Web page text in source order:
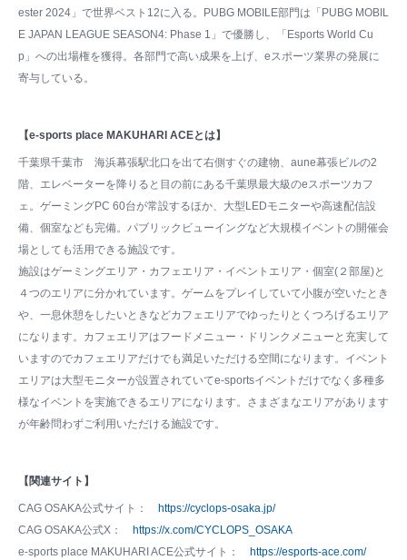
ester 2024」で世界ベスト12に入る。PUBG MOBILE部門は「PUBG MOBIL
E JAPAN LEAGUE SEASON4: Phase 1」で優勝し、「Esports World Cu
p」への出場権を獲得。各部門で高い成果を上げ、eスポーツ業界の発展に
寄与している。
【e-sports place MAKUHARI ACEとは】
千葉県千葉市 海浜幕張駅北口を出て右側すぐの建物、aune幕張ビルの2
階、エレベーターを降りると目の前にある千葉県最大級のeスポーツカフ
ェ。ゲーミングPC 60台が常設するほか、大型LEDモニターや高速配信設
備、個室なども完備。パブリックビューイングなど大規模イベントの開催会
場としても活用できる施設です。
施設はゲーミングエリア・カフェエリア・イベントエリア・個室(２部屋)と
４つのエリアに分かれています。ゲームをプレイしていて小腹が空いたとき
や、一息休憩をしたいときなどカフェエリアでゆったりとくつろげるエリア
になります。カフェエリアはフードメニュー・ドリンクメニューと充実して
いますのでカフェエリアだけでも満足いただける空間になります。イベント
エリアは大型モニターが設置されていてe-sportsイベントだけでなく多種多
様なイベントを実施できるエリアになります。さまざまなエリアがあります
が年齢問わずご利用いただける施設です。
【関連サイト】
CAG OSAKA公式サイト： https://cyclops-osaka.jp/
CAG OSAKA公式X： https://x.com/CYCLOPS_OSAKA
e-sports place MAKUHARI ACE公式サイト： https://esports-ace.com/